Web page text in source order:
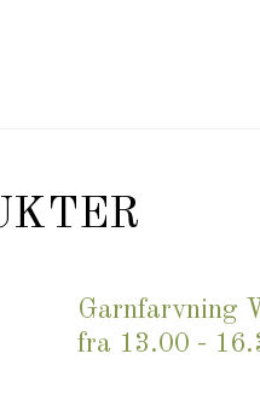
Garnfarvning
fra 13.00 -